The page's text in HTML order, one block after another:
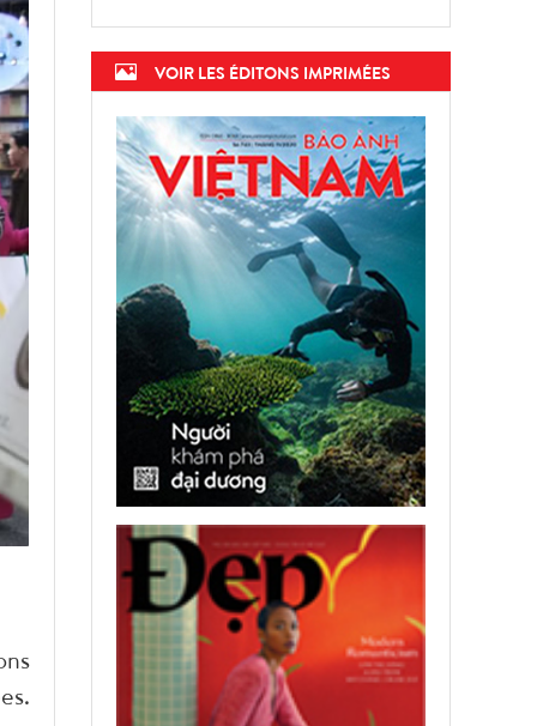
VOIR LES ÉDITONS IMPRIMÉES